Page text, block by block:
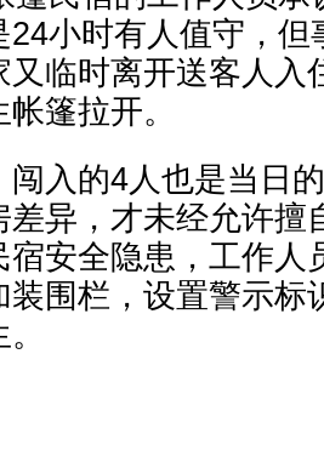
24小时有人值守，但
又临时离开送客人入
篷拉开。
闯入的4人也是当日
差异，才未经允许擅
宿安全隐患，工作人
装围栏，设置警示标